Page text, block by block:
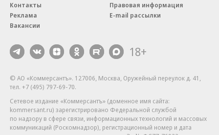
Контакты
Реклама
Вакансии
Правовая информация
E-mail рассылки
18+
© АО «Коммерсантъ». 127006, Москва, Оружейный переулок д. 41,
тел. +7 (495) 797-69-70.
Сетевое издание «Коммерсантъ» (доменное имя сайта:
kommersant.ru) зарегистрировано Федеральной службой
по надзору в сфере связи, информационных технологий и массовых
коммуникаций (Роскомнадзор), регистрационный номер и дата